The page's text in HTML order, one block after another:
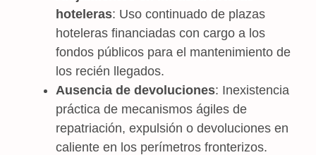
hoteleras: Uso continuado de plazas
hoteleras financiadas con cargo a los
fondos públicos para el mantenimiento de
los recién llegados.
Ausencia de devoluciones: Inexistencia
práctica de mecanismos ágiles de
repatriación, expulsión o devoluciones en
caliente en los perímetros fronterizos.